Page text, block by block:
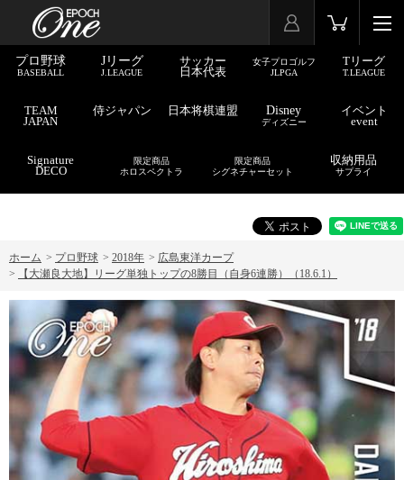
プロ野球
BASEBALL
Jリーグ
J.LEAGUE
サッカー
日本代表
女子プロゴルフ
JLPGA
Tリーグ
T.LEAGUE
TEAM
JAPAN
侍ジャパン 日本将棋連盟 Disney
ディズニー
イベント
event
Signature
DECO
限定商品
ホロスペクトラ
限定商品
シグネチャーセット
収納用品
サプライ
ホーム > プロ野球 > 2018年 > 広島東洋カープ
>
【大瀬良大地】リーグ単独トップの8勝目（自身6連勝）（18.6.1）